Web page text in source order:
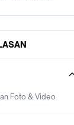
Foto & Video